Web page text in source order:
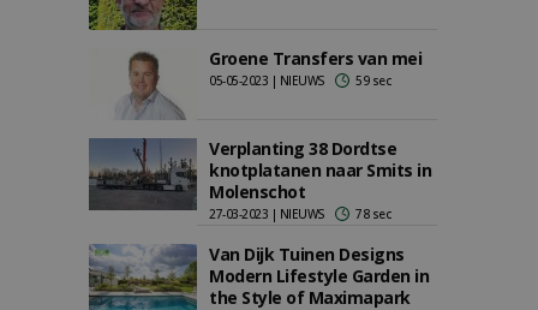
Groene Transfers van mei
05-05-2023 | NIEUWS 59 sec
Verplanting 38 Dordtse
knotplatanen naar Smits in
Molenschot
27-03-2023 | NIEUWS 78 sec
Van Dijk Tuinen Designs
Modern Lifestyle Garden in
the Style of Maximapark